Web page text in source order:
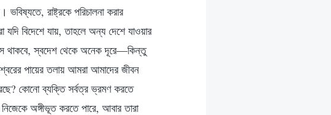
রাষ্ট্রকে পরিচালনা করার
বিদেশে যায়, তাহলে অন্য দেশে যাওয়ার
থাকবে, স্বদেশ থেকে অনেক দূরে—কিন্তু
পায়ের তলায় আমরা আমাদের জীবন
কোনো ব্যক্তি সর্বত্র ভ্রমণ করতে
নিজেকে অঙ্গীভূত করতে পারে, আবার তারা